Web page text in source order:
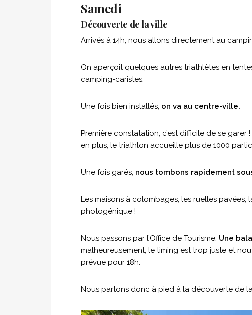
Samedi
Découverte de la ville
Arrivés à 14h, nous allons directement au
On aperçoit quelques autres triathlètes en
camping-caristes.
Une fois bien installés, on va au centre-ville.
Première constatation, c’est difficile de se
en plus, le triathlon accueille plus de 1000
Une fois garés, nous tombons rapidement
Les maisons à colombages, les ruelles
photogénique !
Nous passons par l’Office de Tourisme. Une
malheureusement, le timing est trop juste et
prévue pour 18h.
Nous partons donc à pied à la découverte de